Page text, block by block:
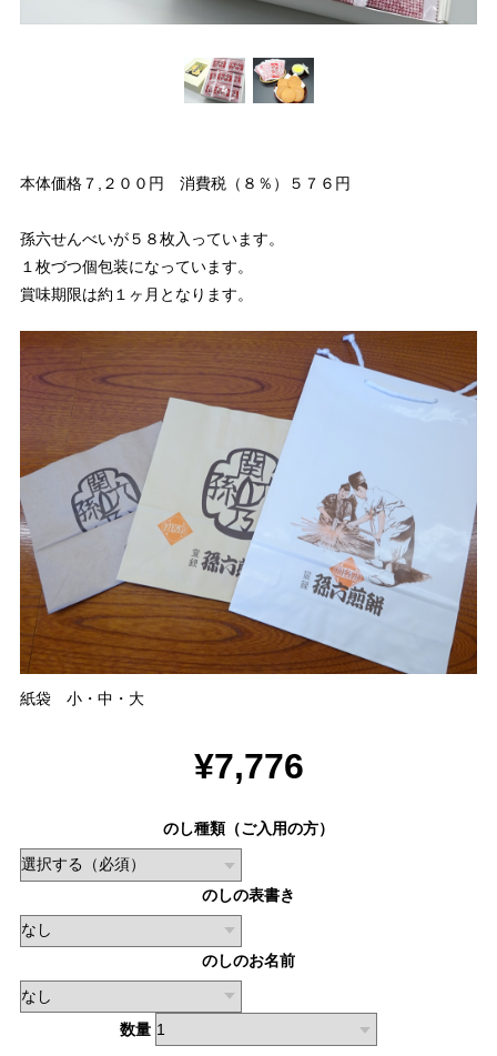
本体価格７,２００円 消費税（８％）５７６円
孫六せんべいが５８枚入っています。
１枚づつ個包装になっています。
賞味期限は約１ヶ月となります。
紙袋 小・中・大
¥7,776
のし種類（ご入用の方）
のしの表書き
のしのお名前
数量